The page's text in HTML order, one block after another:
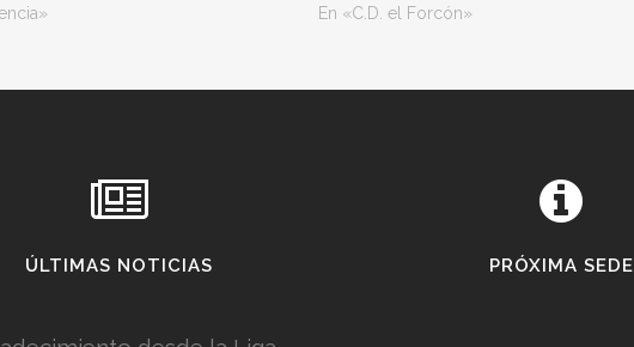
En «C.D. el Forcón»
ÚLTIMAS NOTICIAS PRÓXIMA SEDE